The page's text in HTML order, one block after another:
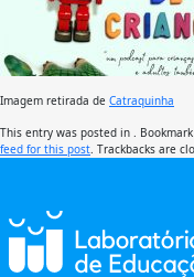
Imagem retirada de Catraquinha
This entry was posted in .
feed for this post . Trackbacks are